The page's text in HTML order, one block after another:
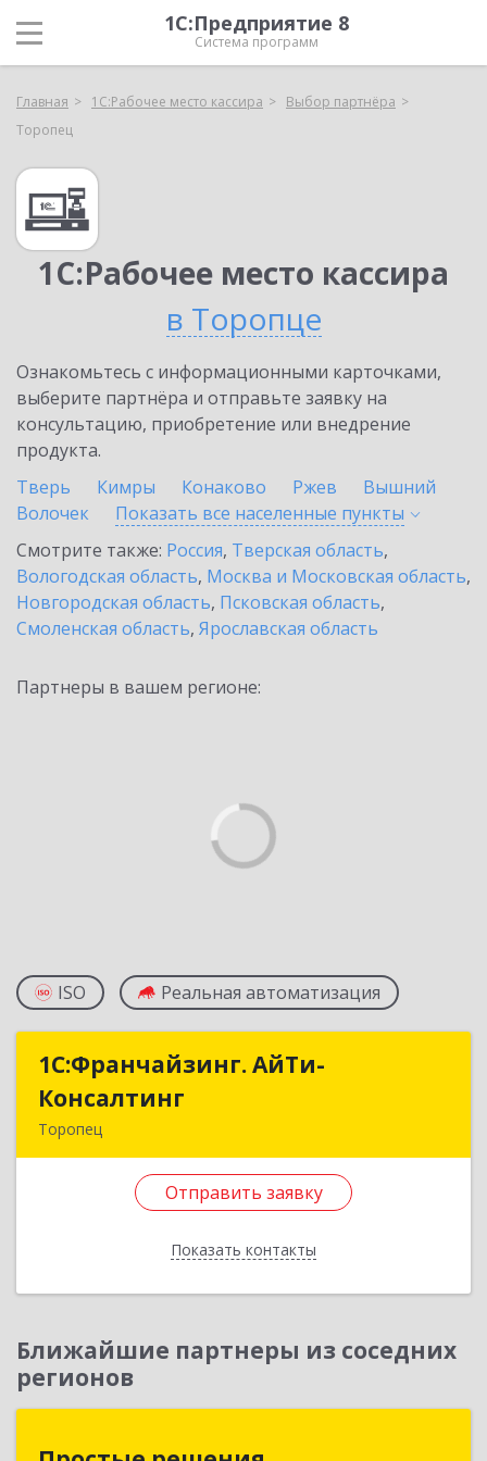
1С:Предприятие 8
Система программ
Главная 1С:Рабочее место кассира
Выбор партнёра
Торопец
1С:Рабочее место кассира
в Торопце
Ознакомьтесь с информационными карточками,
выберите партнёра и отправьте заявку на
консультацию, приобретение или внедрение
продукта.
Тверь
Кимры Конаково Ржев
Вышний
Волочек
Показать все населенные пункты
Смотрите также: Россия, Тверская область,
Вологодская область, Москва и Московская область,
Новгородская область, Псковская область,
Смоленская область, Ярославская область
Партнеры в вашем регионе:
ISO Реальная автоматизация
1С:Франчайзинг. АйТи-
Консалтинг
Торопец
Отправить заявку
Показать контакты
1С:Франчайзинг. АйТи-
Ближайшие партнеры из соседних
регионов